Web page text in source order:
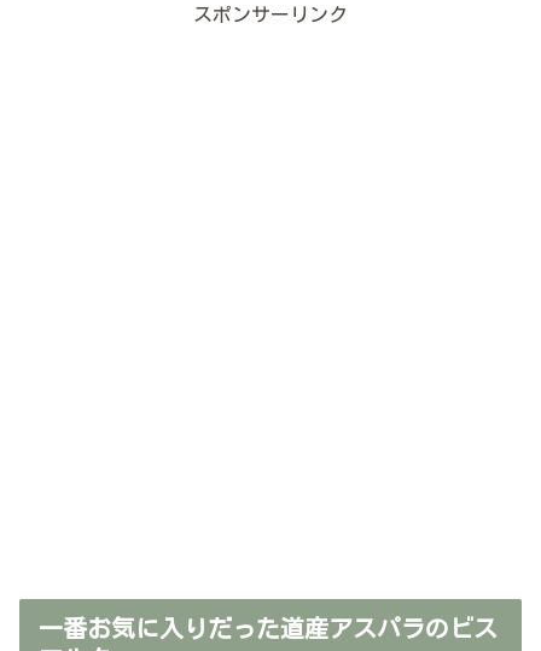
スポンサーリンク
一番お気に入りだった道産アスパラのビス